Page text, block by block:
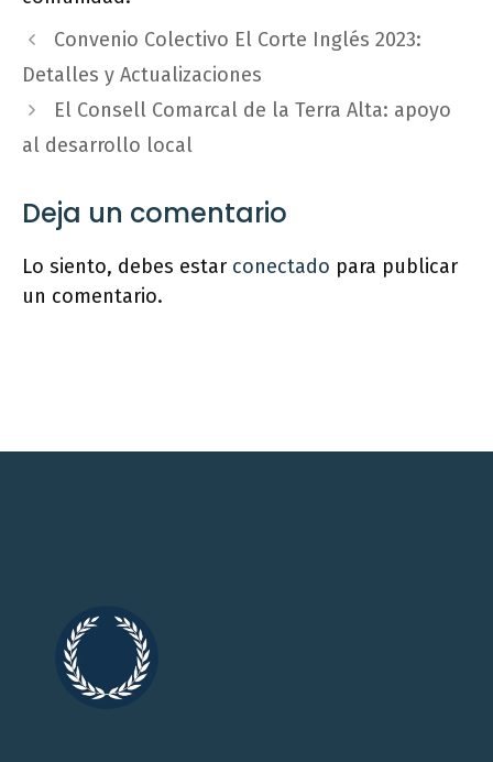
Convenio Colectivo El Corte Inglés 2023:
Detalles y Actualizaciones
El Consell Comarcal de la Terra Alta: apoyo
al desarrollo local
Deja un comentario
Lo siento, debes estar conectado para publicar
un comentario.